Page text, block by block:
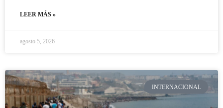
LEER MÁS »
agosto 5, 2026
INTERNACIONAL